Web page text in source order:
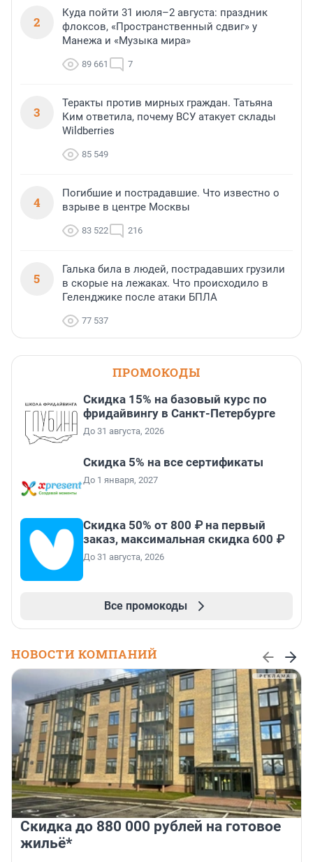
2
Куда пойти 31 июля–2 августа: праздник
флоксов, «Пространственный сдвиг» у
Манежа и «Музыка мира»
89 661 7
3
Теракты против мирных граждан. Татьяна
Ким ответила, почему ВСУ атакует склады
Wildberries
85 549
4
Погибшие и пострадавшие. Что известно о
взрыве в центре Москвы
83 522 216
5
Галька била в людей, пострадавших грузили
в скорые на лежаках. Что происходило в
Геленджике после атаки БПЛА
77 537
ПРОМОКОДЫ
Скидка 15% на базовый курс по
фридайвингу в Санкт-Петербурге
До 31 августа, 2026
Скидка 5% на все сертификаты
До 1 января, 2027
Скидка 50% от 800 ₽ на первый
заказ, максимальная скидка 600 ₽
До 31 августа, 2026
Все промокоды
НОВОСТИ КОМПАНИЙ
Скидка до 880 000 рублей на готовое
жильё*